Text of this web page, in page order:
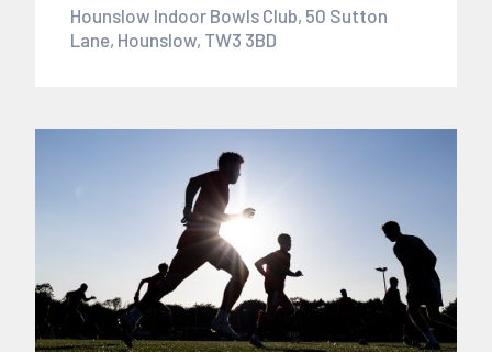
Hounslow Indoor Bowls Club, 50 Sutton
Lane, Hounslow, TW3 3BD